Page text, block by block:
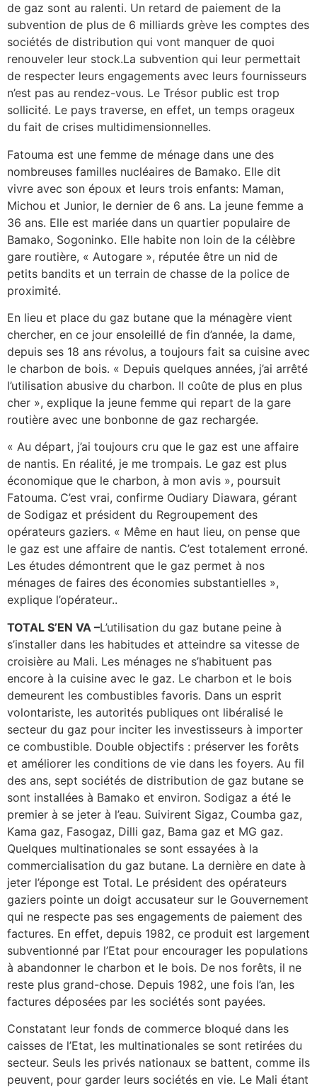
de gaz sont au ralenti. Un retard de paiement de la
subvention de plus de 6 milliards grève les comptes des
sociétés de distribution qui vont manquer de quoi
renouveler leur stock.La subvention qui leur permettait
de respecter leurs engagements avec leurs fournisseurs
n’est pas au rendez-vous. Le Trésor public est trop
sollicité. Le pays traverse, en effet, un temps orageux
du fait de crises multidimensionnelles.
Fatouma est une femme de ménage dans une des
nombreuses familles nucléaires de Bamako. Elle dit
vivre avec son époux et leurs trois enfants: Maman,
Michou et Junior, le dernier de 6 ans. La jeune femme a
36 ans. Elle est mariée dans un quartier populaire de
Bamako, Sogoninko. Elle habite non loin de la célèbre
gare routière, « Autogare », réputée être un nid de
petits bandits et un terrain de chasse de la police de
proximité.
En lieu et place du gaz butane que la ménagère vient
chercher, en ce jour ensoleillé de fin d’année, la dame,
depuis ses 18 ans révolus, a toujours fait sa cuisine avec
le charbon de bois. « Depuis quelques années, j’ai arrêté
l’utilisation abusive du charbon. Il coûte de plus en plus
cher », explique la jeune femme qui repart de la gare
routière avec une bonbonne de gaz rechargée.
« Au départ, j’ai toujours cru que le gaz est une affaire
de nantis. En réalité, je me trompais. Le gaz est plus
économique que le charbon, à mon avis », poursuit
Fatouma. C’est vrai, confirme Oudiary Diawara, gérant
de Sodigaz et président du Regroupement des
opérateurs gaziers. « Même en haut lieu, on pense que
le gaz est une affaire de nantis. C’est totalement erroné.
Les études démontrent que le gaz permet à nos
ménages de faires des économies substantielles »,
explique l’opérateur..
TOTAL S’EN VA –L’utilisation du gaz butane peine à
s’installer dans les habitudes et atteindre sa vitesse de
croisière au Mali. Les ménages ne s’habituent pas
encore à la cuisine avec le gaz. Le charbon et le bois
demeurent les combustibles favoris. Dans un esprit
volontariste, les autorités publiques ont libéralisé le
secteur du gaz pour inciter les investisseurs à importer
ce combustible. Double objectifs : préserver les forêts
et améliorer les conditions de vie dans les foyers. Au fil
des ans, sept sociétés de distribution de gaz butane se
sont installées à Bamako et environ. Sodigaz a été le
premier à se jeter à l’eau. Suivirent Sigaz, Coumba gaz,
Kama gaz, Fasogaz, Dilli gaz, Bama gaz et MG gaz.
Quelques multinationales se sont essayées à la
commercialisation du gaz butane. La dernière en date à
jeter l’éponge est Total. Le président des opérateurs
gaziers pointe un doigt accusateur sur le Gouvernement
qui ne respecte pas ses engagements de paiement des
factures. En effet, depuis 1982, ce produit est largement
subventionné par l’Etat pour encourager les populations
à abandonner le charbon et le bois. De nos forêts, il ne
reste plus grand-chose. Depuis 1982, une fois l’an, les
factures déposées par les sociétés sont payées.
Constatant leur fonds de commerce bloqué dans les
caisses de l’Etat, les multinationales se sont retirées du
secteur. Seuls les privés nationaux se battent, comme ils
peuvent, pour garder leurs sociétés en vie. Le Mali étant